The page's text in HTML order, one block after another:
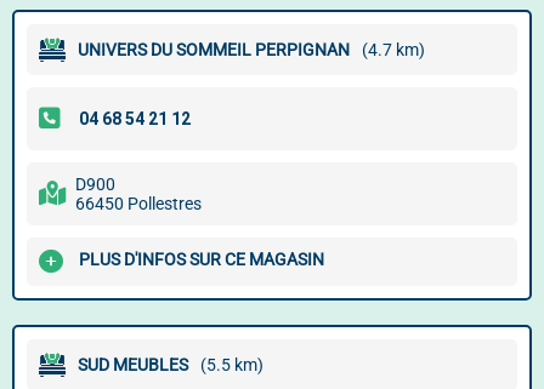
UNIVERS DU SOMMEIL PERPIGNAN (4.7 km)
D900
66450 Pollestres
PLUS D'INFOS SUR CE MAGASIN
SUD MEUBLES (5.5 km)